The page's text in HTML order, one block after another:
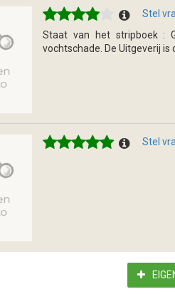
Stel
Staat van het stripboek :
vochtschade. De Uitgeverij is
Stel